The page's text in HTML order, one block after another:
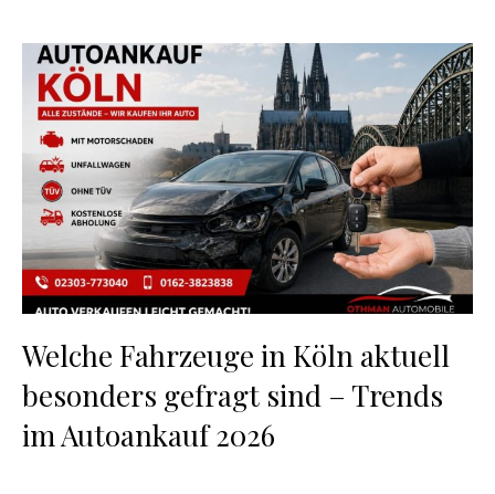
Welche Fahrzeuge in Köln aktuell
besonders gefragt sind – Trends
im Autoankauf 2026